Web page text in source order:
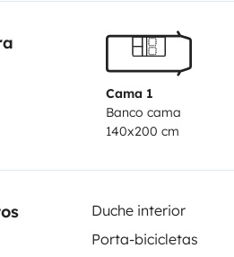
ist mit einer Länge von 210m
Einzelbetten oder kann mit
Sat- Anlage ist gut verstaut
Cama 1
Banco cama
140x200 cm
Duche interior
Porta-bicicletas